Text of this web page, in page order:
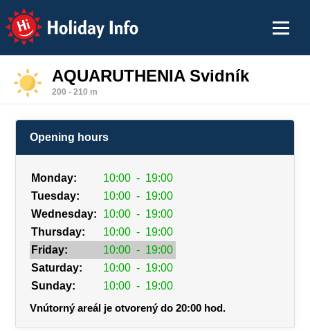
Holiday Info
AQUARUTHENIA Svidník
200 - 210 m
Opening hours
Monday: 10:00 - 19:00
Tuesday:
10:00 - 19:00
Wednesday:
10:00 - 19:00
Thursday:
10:00 - 19:00
Friday:
10:00 - 19:00
Saturday:
10:00 - 19:00
Sunday:
10:00 - 19:00
Vnútorný areál je otvorený do 20:00 hod.